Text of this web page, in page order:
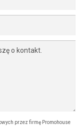
przez firmę Promohouse